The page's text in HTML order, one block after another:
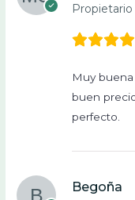
Muy
buen
perfecto.
Begoña